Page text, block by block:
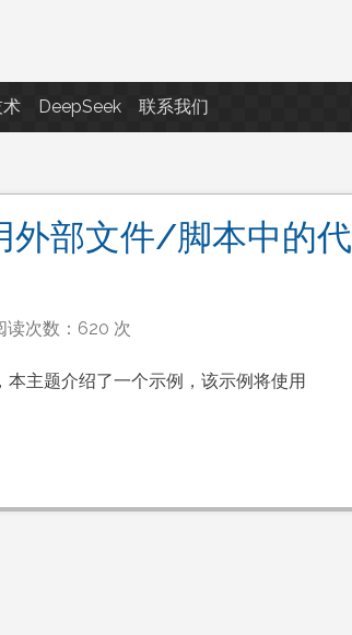
DeepSeek 联系我们
外部文件/脚本中的代
读次数：620 次
主题介绍了一个示例，该示例将使用